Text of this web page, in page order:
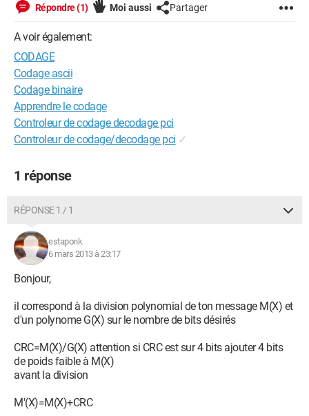
Répondre (1) Moi aussi Partager
A voir également:
CODAGE
Codage ascii
Codage binaire
Apprendre le codage
Controleur de codage decodage pci
Controleur de codage/decodage pci ✓
1 réponse
RÉPONSE 1 / 1
estaponk
6 mars 2013 à 23:17
Bonjour,
il correspond à la division polynomial de ton message M(X) et
d'un polynome G(X) sur le nombre de bits désirés
CRC=M(X)/G(X) attention si CRC est sur 4 bits ajouter 4 bits
de poids faible à M(X)
avant la division
M'(X)=M(X)+CRC